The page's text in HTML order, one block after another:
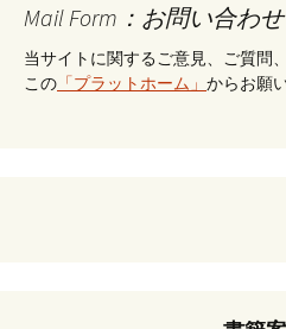
Mail Form：お問い合わせ
当サイトに関するご意見、ご質問
この 「プラットホーム」 からお願